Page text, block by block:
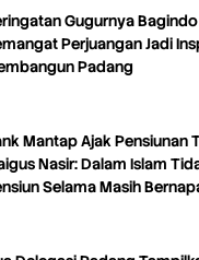
Gugurnya
Perjuangan Jadi
Padang
Mantap Ajak Pensiunan
Nasir: Dalam Islam
Selama Masih